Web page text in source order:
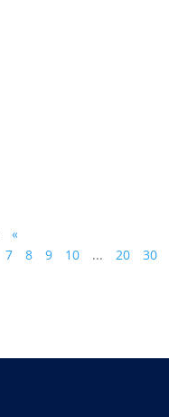
«
7 8 9 10 ... 20
30